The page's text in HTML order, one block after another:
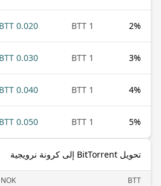
2%
1 BTT
0.020 BTT
3%
1 BTT
0.030 BTT
4%
1 BTT
0.040 BTT
5%
1 BTT
0.050 BTT
تحويل BitTorrent إلى كرونة نرويجية
BTT
NOK